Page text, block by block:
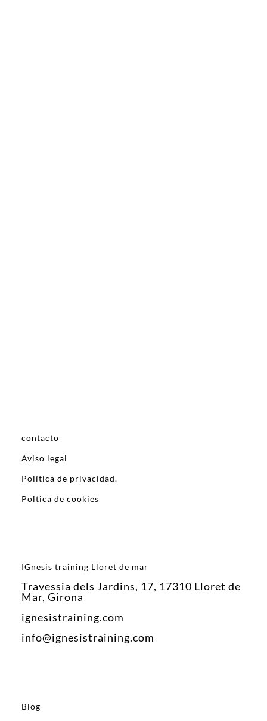
contacto
Aviso legal
Política de privacidad.
Poltica de cookies
IGnesis training Lloret de mar
Travessia dels Jardins, 17, 17310 Lloret de
Mar, Girona
ignesistraining.com
info@ignesistraining.com
Blog